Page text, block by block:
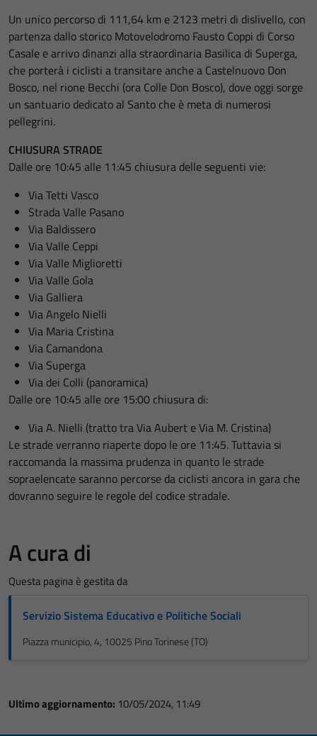
Un unico percorso di 111,64 km e 2123 metri di dislivello, con
partenza dallo storico Motovelodromo Fausto Coppi di Corso
Casale e arrivo dinanzi alla straordinaria Basilica di Superga,
che porterà i ciclisti a transitare anche a Castelnuovo Don
Bosco, nel rione Becchi (ora Colle Don Bosco), dove oggi sorge
un santuario dedicato al Santo che è meta di numerosi
pellegrini.
CHIUSURA STRADE
Dalle ore 10:45 alle 11:45 chiusura delle seguenti vie:
Via Tetti Vasco
Strada Valle Pasano
Via Baldissero
Via Valle Ceppi
Via Valle Miglioretti
Via Valle Gola
Via Galliera
Via Angelo Nielli
Via Maria Cristina
Via Camandona
Via Superga
Via dei Colli (panoramica)
Dalle ore 10:45 alle ore 15:00 chiusura di:
Via A. Nielli (tratto tra Via Aubert e Via M. Cristina)
Le strade verranno riaperte dopo le ore 11:45. Tuttavia si
raccomanda la massima prudenza in quanto le strade
sopraelencate saranno percorse da ciclisti ancora in gara che
dovranno seguire le regole del codice stradale.
A cura di
Questa pagina è gestita da
Servizio Sistema Educativo e Politiche Sociali
Piazza municipio, 4, 10025 Pino Torinese (TO)
Ultimo aggiornamento: 10/05/2024, 11:49